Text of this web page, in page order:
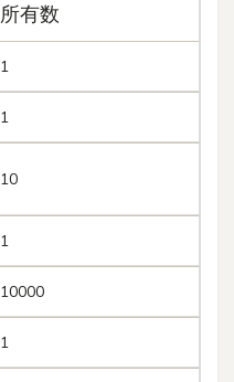
所有数
1
1
10
1
10000
1